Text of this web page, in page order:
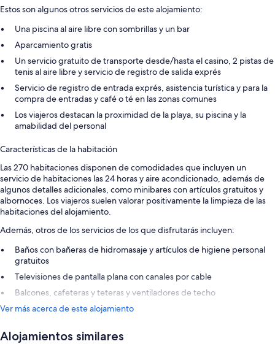
Estos son algunos otros servicios de este alojamiento:
Una piscina al aire libre con sombrillas y un bar
Aparcamiento gratis
Un servicio gratuito de transporte desde/hasta el casino, 2 pistas de
tenis al aire libre y servicio de registro de salida exprés
Servicio de registro de entrada exprés, asistencia turística y para la
compra de entradas y café o té en las zonas comunes
Los viajeros destacan la proximidad de la playa, su piscina y la
amabilidad del personal
Características de la habitación
Las 270 habitaciones disponen de comodidades que incluyen un
servicio de habitaciones las 24 horas y aire acondicionado, además de
algunos detalles adicionales, como minibares con artículos gratuitos y
albornoces. Los viajeros suelen valorar positivamente la limpieza de las
habitaciones del alojamiento.
Además, otros de los servicios de los que disfrutarás incluyen:
Baños con bañeras de hidromasaje y artículos de higiene personal
gratuitos
Televisiones de pantalla plana con canales por cable
Balcones, cafeteras y teteras y ventiladores de techo
Ver más acerca de este alojamiento
Alojamientos similares